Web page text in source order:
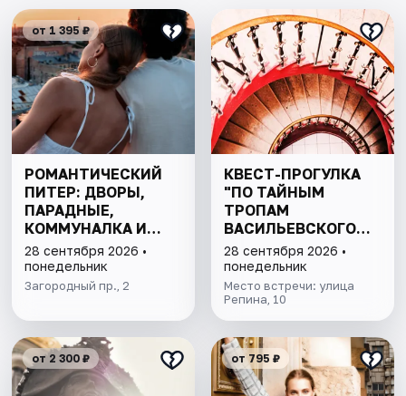
от 1 395 ₽
РОМАНТИЧЕСКИЙ
ПИТЕР: ДВОРЫ,
ПАРАДНЫЕ,
КОММУНАЛКА И
КРЫША
28 сентября 2026 •
понедельник
Загородный пр., 2
КВЕСТ-ПРОГУЛКА
"ПО ТАЙНЫМ
ТРОПАМ
ВАСИЛЬЕВСКОГО
ОСТРОВА"
28 сентября 2026 •
понедельник
Место встречи: улица
Репина, 10
от 2 300 ₽ от 795 ₽